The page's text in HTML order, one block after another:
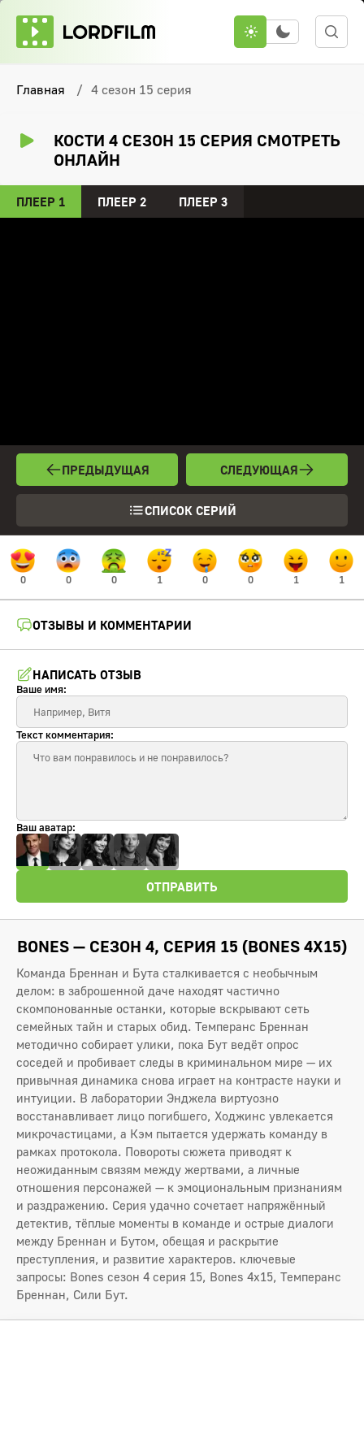
Главная 4 сезон 15 серия
КОСТИ 4 СЕЗОН 15 СЕРИЯ СМОТРЕТЬ
ОНЛАЙН
ПЛЕЕР 1 ПЛЕЕР 2 ПЛЕЕР 3
ПРЕДЫДУЩАЯ
СПИСОК СЕРИЙ
СЛЕДУЮЩАЯ
0 0 0 1 0 0 1 1
ОТЗЫВЫ И КОММЕНТАРИИ
НАПИСАТЬ ОТЗЫВ
Ваше имя:
Текст комментария:
Ваш аватар:
ОТПРАВИТЬ
BONES — СЕЗОН 4, СЕРИЯ 15 (BONES 4X15)
Команда Бреннан и Бута сталкивается с необычным
делом: в заброшенной даче находят частично
скомпонованные останки, которые вскрывают сеть
семейных тайн и старых обид. Темперанс Бреннан
методично собирает улики, пока Бут ведёт опрос
соседей и пробивает следы в криминальном мире — их
привычная динамика снова играет на контрасте науки и
интуиции. В лаборатории Энджела виртуозно
восстанавливает лицо погибшего, Ходжинс увлекается
микрочастицами, а Кэм пытается удержать команду в
рамках протокола. Повороты сюжета приводят к
неожиданным связям между жертвами, а личные
отношения персонажей — к эмоциональным признаниям
и раздражению. Серия удачно сочетает напряжённый
детектив, тёплые моменты в команде и острые диалоги
между Бреннан и Бутом, обещая и раскрытие
преступления, и развитие характеров. ключевые
запросы: Bones сезон 4 серия 15, Bones 4x15, Темперанс
Бреннан, Сили Бут.